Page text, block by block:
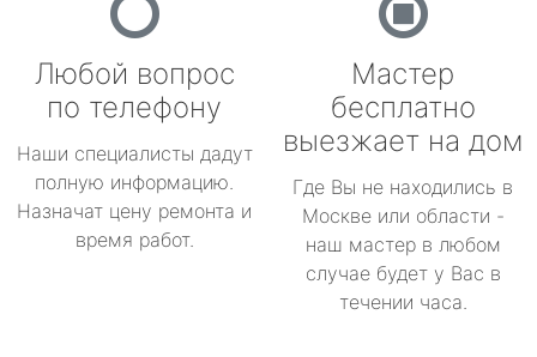
Любой вопрос
по телефону
Наши специалисты дадут
полную информацию.
Назначат цену ремонта и
время работ.
Мастер
бесплатно
выезжает на дом
Где Вы не находились в
Москве или области -
наш мастер в любом
случае будет у Вас в
течении часа.